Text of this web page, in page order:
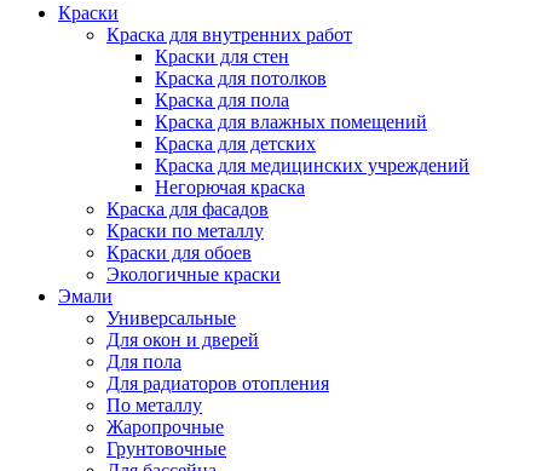
Краски
Краска для внутренних работ
Краски для стен
Краска для потолков
Краска для пола
Краска для влажных помещений
Краска для детских
Краска для медицинских учреждений
Негорючая краска
Краска для фасадов
Краски по металлу
Краски для обоев
Экологичные краски
Эмали
Универсальные
Для окон и дверей
Для пола
Для радиаторов отопления
По металлу
Жаропрочные
Грунтовочные